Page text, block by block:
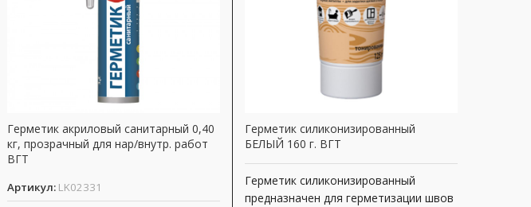
Герметик акриловый санитарный 0,40
кг, прозрачный для нар/внутр. работ
ВГТ
Артикул: LK02331
Герметик силиконизированный
БЕЛЫЙ 160 г. ВГТ
Герметик силиконизированный
предназначен для герметизации швов